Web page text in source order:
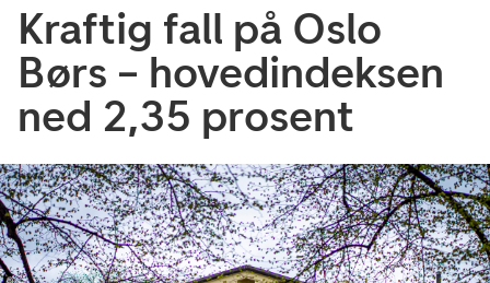
Kraftig fall på Oslo
Børs – hovedindeksen
ned 2,35 prosent